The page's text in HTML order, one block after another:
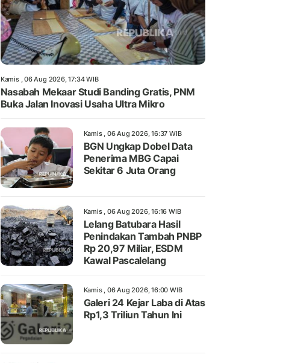
Kamis , 06 Aug 2026, 17:34 WIB
Nasabah Mekaar Studi Banding Gratis, PNM
Buka Jalan Inovasi Usaha Ultra Mikro
Kamis , 06 Aug 2026, 16:37 WIB
BGN Ungkap Dobel Data
Penerima MBG Capai
Sekitar 6 Juta Orang
Kamis , 06 Aug 2026, 16:16 WIB
Lelang Batubara Hasil
Penindakan Tambah PNBP
Rp 20,97 Miliar, ESDM
Kawal Pascalelang
Kamis , 06 Aug 2026, 16:00 WIB
Galeri 24 Kejar Laba di Atas
Rp1,3 Triliun Tahun Ini